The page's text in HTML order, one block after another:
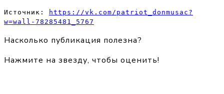
Источник:
https://vk.com/patriot_donmusac?
w=wall-78285481_5767
Насколько публикация полезна?
Нажмите на звезду, чтобы оценить!